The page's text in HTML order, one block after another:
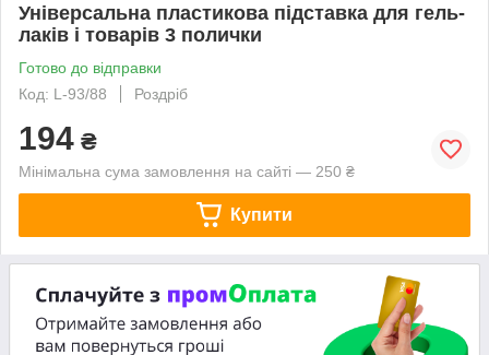
Універсальна пластикова підставка для гель-
лаків і товарів 3 полички
Готово до відправки
Код: L-93/88
Роздріб
194 ₴
Мінімальна сума замовлення на сайті — 250 ₴
Купити